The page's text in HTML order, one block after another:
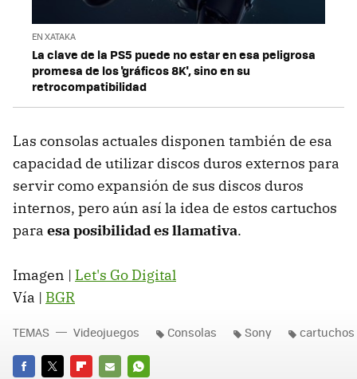
EN XATAKA
La clave de la PS5 puede no estar en esa peligrosa
promesa de los 'gráficos 8K', sino en su
retrocompatibilidad
Las consolas actuales disponen también de esa
capacidad de utilizar discos duros externos para
servir como expansión de sus discos duros
internos, pero aún así la idea de estos cartuchos
para esa posibilidad es llamativa.
Imagen | Let's Go Digital
Vía | BGR
TEMAS Videojuegos Consolas Sony cartuchos